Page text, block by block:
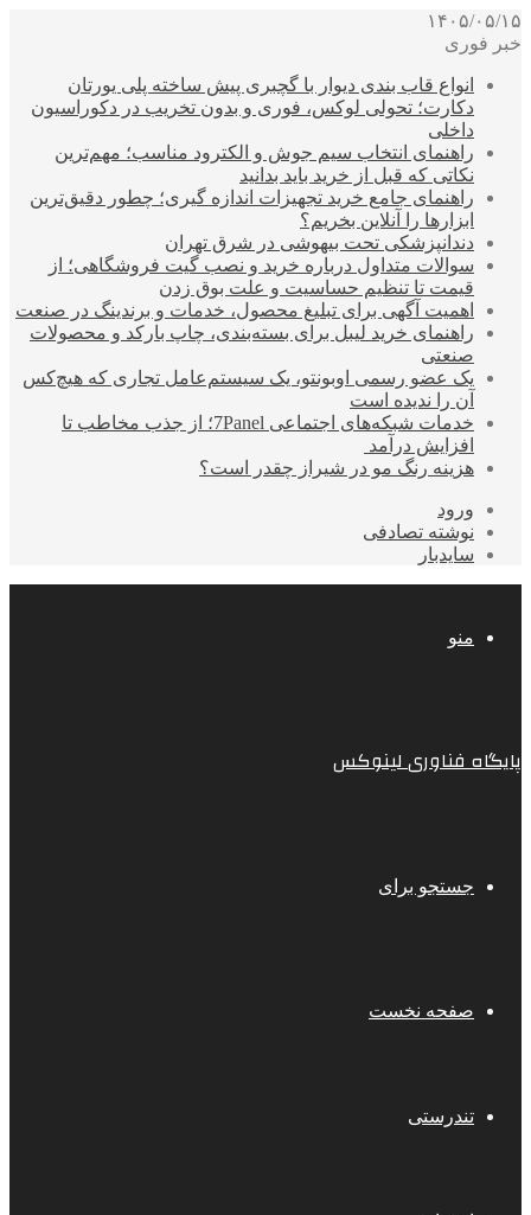
۱۴۰۵/۰۵/۱۵
خبر فوری
انواع قاب بندی دیوار با گچبری پیش ساخته پلی یورتان
دکارت؛ تحولی لوکس، فوری و بدون تخریب در دکوراسیون
داخلی
راهنمای انتخاب سیم جوش و الکترود مناسب؛ مهم‌ترین
نکاتی که قبل از خرید باید بدانید
راهنمای جامع خرید تجهیزات اندازه گیری؛ چطور دقیق‌ترین
ابزارها را آنلاین بخریم؟
دندانپزشکی تحت بیهوشی در شرق تهران
سوالات متداول درباره خرید و نصب گیت فروشگاهی؛ از
قیمت تا تنظیم حساسیت و علت بوق زدن
اهمیت آگهی برای تبلیغ محصول، خدمات و برندینگ در صنعت
راهنمای خرید لیبل برای بسته‌بندی، چاپ بارکد و محصولات
صنعتی
یک عضو رسمی اوبونتو، یک سیستم‌عامل تجاری که هیچ‌کس
آن را ندیده است
خدمات شبکه‌های اجتماعی 7Panel؛ از جذب مخاطب تا
افزایش درآمد
هزینه رنگ مو در شیراز چقدر است؟
ورود
نوشته تصادفی
سایدبار
منو
پایگاه فناوری لینوکس
جستجو برای
صفحه نخست
تندرستی